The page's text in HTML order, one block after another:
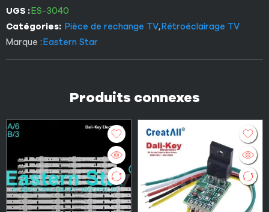
UGS :ES-3040
Catégories: Pièce de rechange TV,Rétroéclairage TV
Marque :Eastern Star
Produits connexes